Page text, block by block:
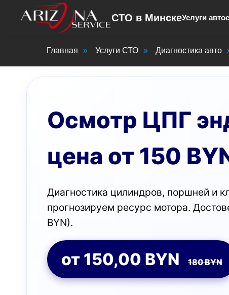
СТО в МинскеУслуги
Главная » Услуги СТО » Диагностика авто
Осмотр ЦПГ
цена от 150
Диагностика цилиндров, поршней и
прогнозируем ресурс мотора.
BYN).
от 150,00 BYN 180 BYN